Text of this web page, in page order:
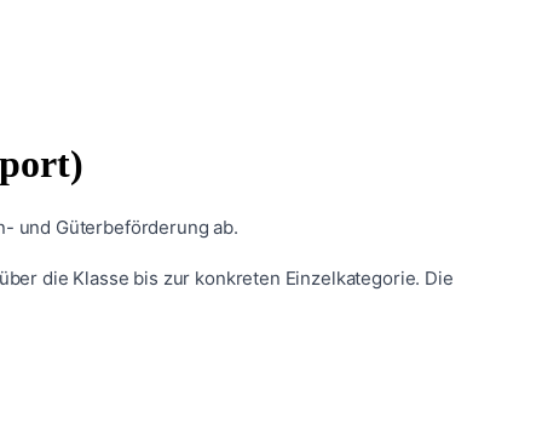
und Güterbeförderung ab.
die Klasse bis zur konkreten Einzelkategorie. Die